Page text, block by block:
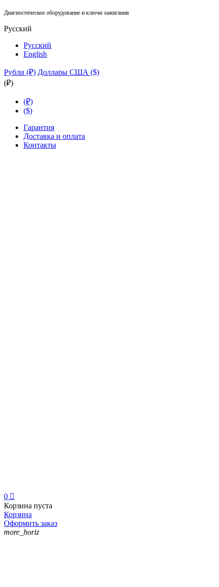
Диагностическое оборудование и ключи зажигания
Русский
Русский
English
Рубли (₽) Доллары США ($)
(₽)
(₽)
($)
Гарантия
Доставка и оплата
Контакты
0 
Корзина пуста
Корзина
Оформить заказ
more_horiz